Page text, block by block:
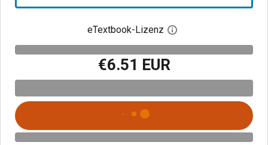
eTextbook-Lizenz Digitalen
€6.51 EUR